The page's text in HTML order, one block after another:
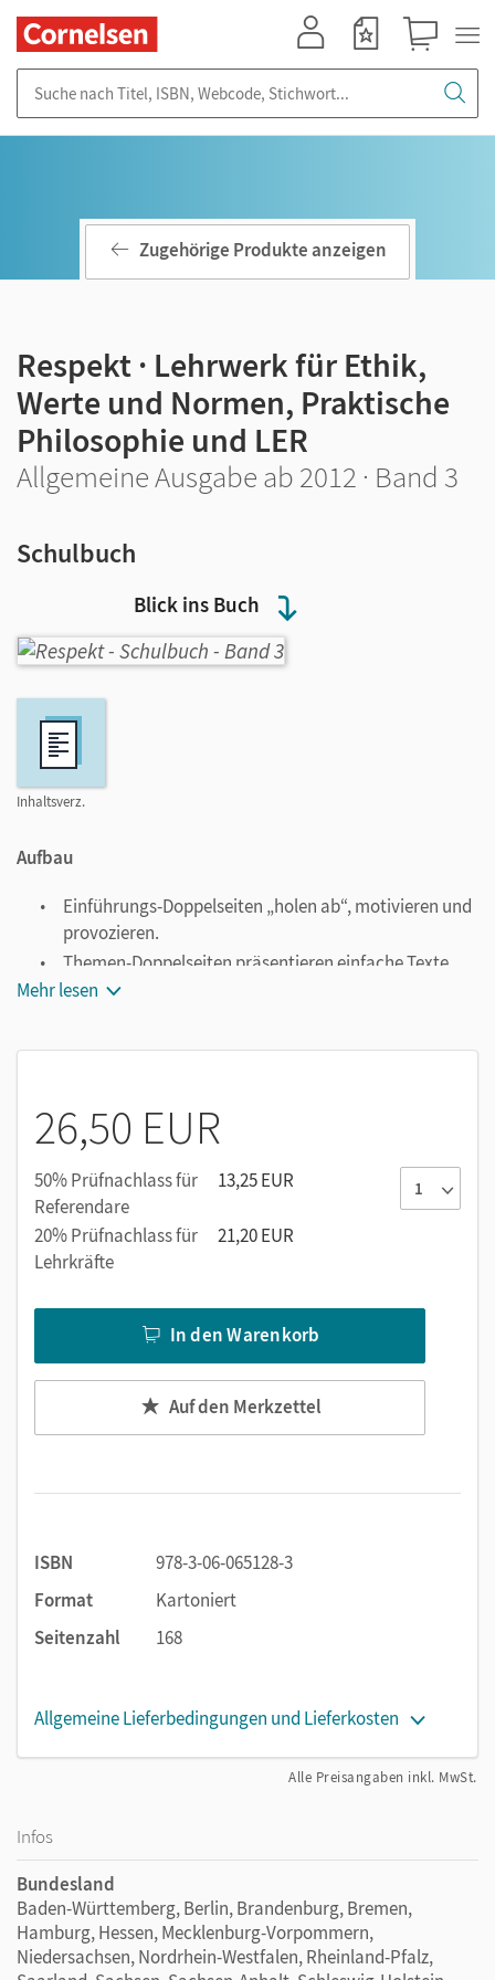
Blick ins Buch
Inhaltsverz.
Zugehörige Produkte anzeigen
Respekt · Lehrwerk für Ethik,
Werte und Normen, Praktische
Philosophie und LER
Allgemeine Ausgabe ab 2012 · Band 3
Schulbuch
Aufbau
Einführungs-Doppelseiten „holen ab“, motivieren und
provozieren.
Themen-Doppelseiten präsentieren einfache Texte
und spannende Bildimpulse mit Comic-Geschichten
Wahlaufgaben-Doppelseiten unterstützen
Weiterdenken-Doppelseiten richten sich an besonders
motivierte Schüler/-innen.
Abschluss-Doppelseiten ermuntern zum Wiederholen,
Lernen sowie zur Projektarbeit.
Mehr lesen
26,50 EUR
50% Prüfnachlass für
Referendare
13,25 EUR
20% Prüfnachlass für
Lehrkräfte
21,20 EUR
In den Warenkorb
Auf den Merkzettel
ISBN
978-3-06-065128-3
Format
Kartoniert
Seitenzahl
168
Allgemeine Lieferbedingungen und Lieferkosten
Alle Preisangaben inkl. MwSt.
Infos
Bundesland
Baden-Württemberg, Berlin, Brandenburg, Bremen,
Hamburg, Hessen, Mecklenburg-Vorpommern,
Niedersachsen, Nordrhein-Westfalen, Rheinland-Pfalz,